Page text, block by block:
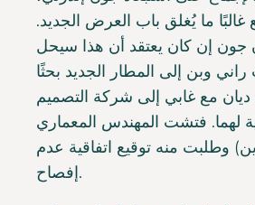
غالبًا ما يُغلق باب العرض الجديد.
إن كان يعتقد أن هذا سيحل
وبن إلى المطار الجديد بحثًا
مع غابي إلى شركة التصميم
فتشت المهندس المعماري
وطلبت منه توقيع اتفاقية عدم
إفصاح.